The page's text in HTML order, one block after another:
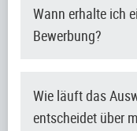
Wann erhalte ich
Bewerbung?
Wie läuft das
entscheidet über